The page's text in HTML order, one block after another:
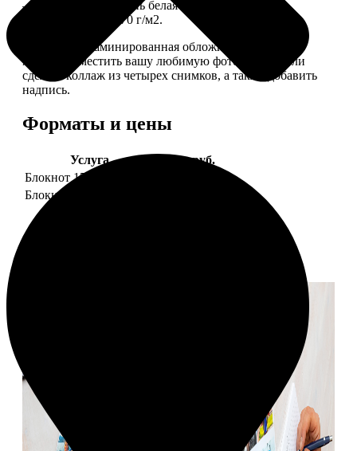
— Приятная на ощупь белая сатиновая бумага
плотностью 150-170 г/м2.
— Плотная ламинированная обложка. На обложке
можно разместить вашу любимую фотографию или
сделать коллаж из четырех снимков, а также добавить
надпись.
Форматы и цены
Услуга
Цена, руб.
Блокнот 15х20 клетка
Блокнот 15х20 линейка